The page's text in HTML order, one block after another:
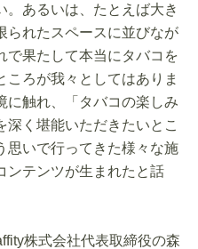
。あるいは、たとえば大き
られたスペースに並びなが
で果たして本当にタバコを
ろが我々としてはありま
に触れ、「タバコの楽しみ
深く堪能いただきたいとこ
思いで行ってきた様々な施
ンテンツが生まれたと話
株式会社代表取締役の森